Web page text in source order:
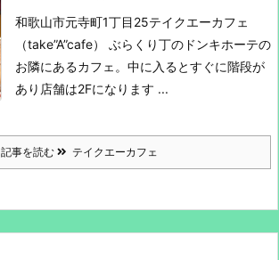
和歌山市元寺町1丁目25テイクエーカフェ
（take”A”cafe）
ぶらくり丁のドンキホーテの
お隣にあるカフェ。 中に入るとすぐに階段が
あり店舗は2Fになります ...
記事を読む テイクエーカフェ